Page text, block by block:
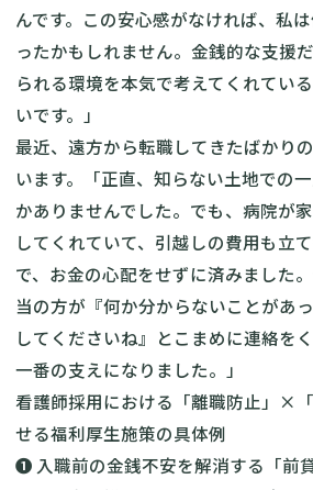
んです。この安心感がなければ、私
ったかもしれません。金銭的な支援
られる環境を本気で考えてくれてい
いです。」
最近、遠方から転職してきたばかり
います。「正直、知らない土地での
かありませんでした。でも、病院が
してくれていて、引越しの費用も立
で、お金の心配をせずに済みました
当の方が『何か分からないことがあ
してくださいね』とこまめに連絡を
一番の支えになりました。」
看護師採用における「離職防止」×
せる福利厚生施策の具体例
❶ 入職前の金銭不安を解消する「前貸